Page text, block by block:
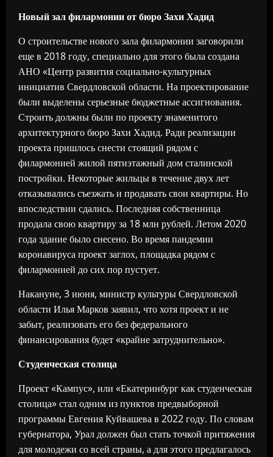
Новый зал филармонии от бюро Захи Хадид
О строительстве нового зала филармонии заговорили
еще в 2018 году, специально для этого была создана
АНО «Центр развития социально-культурных
инициатив Свердловской области. На проектирование
были выделены серьезные бюджетные ассигнования.
Строить должны были по проекту знаменитого
архитектурного бюро Захи Хадид. Ради реализации
проекта пришлось снести стоящий рядом с
филармонией жилой пятиэтажный дом сталинской
постройки. Некоторые жильцы в течение двух лет
отказывались съезжать и продавать свои квартиры. Но
впоследствии сдались. Последняя собственница
продала свою квартиру за 18 млн рублей. Летом 2020
года здание было снесено. Во время пандемии
коронавируса проект заглох, площадка рядом с
филармонией до сих пор пустует.
Накануне, 3 июня, министр культуры Свердловской
области Илья Марков заявил, что хотя проект и не
забыт, реализовать его без федерального
финансирования будет «крайне затруднительно».
Студенческая столица
Проект «Кампус», или «Екатеринбург как студенческая
столица» стал одним из пунктов предвыборной
программы Евгения Куйвашева в 2022 году. По словам
губернатора, Урал должен был стать точкой притяжения
для молодежи со всей страны, а для этого предлагалось